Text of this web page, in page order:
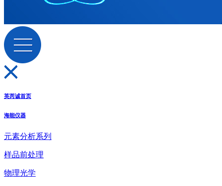
英芮诚首页
海能仪器
元素分析系列
样品前处理
物理光学